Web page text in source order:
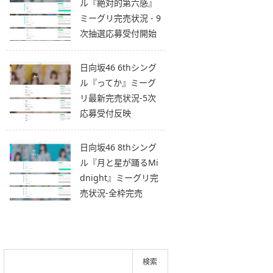
ル『絶対的第六感』
ミーグリ完売状況 - 9
次抽選応募受付開始
日向坂46 6thシング
ル『ってか』ミーグ
リ最新完売状況-5次
応募受付反映
日向坂46 8thシング
ル『月と星が踊るMi
dnight』ミーグリ完
売状況-全枠完売